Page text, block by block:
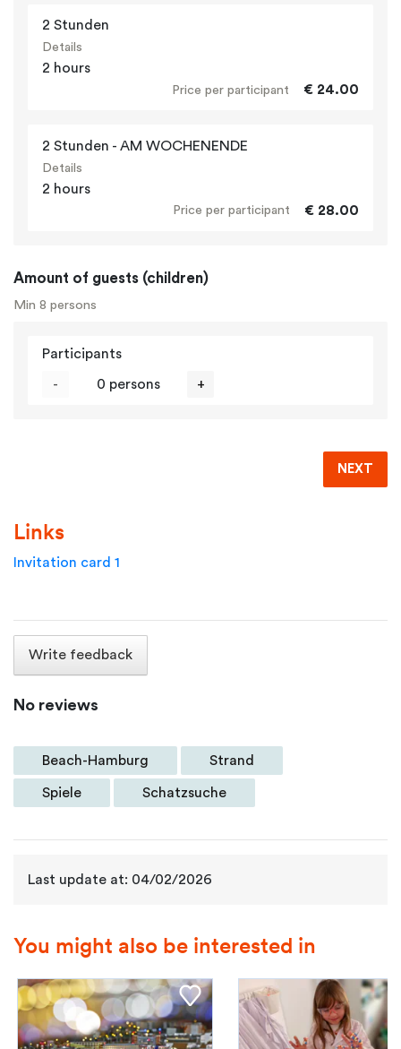
2 Stunden
Details
2 hours
Price per participant € 24.00
2 Stunden - AM WOCHENENDE
Details
2 hours
Price per participant € 28.00
Amount of guests (children)
Min 8 persons
Participants
- 0 persons +
NEXT
Links
Invitation card 1
Write feedback
No reviews
Beach-Hamburg Strand
Spiele Schatzsuche
Last update at: 04/02/2026
You might also be interested in